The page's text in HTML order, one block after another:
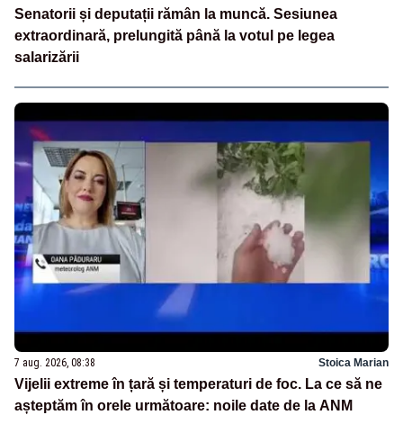
Senatorii și deputații rămân la muncă. Sesiunea
extraordinară, prelungită până la votul pe legea
salarizării
7 aug. 2026, 08:38 Stoica Marian
Vijelii extreme în țară și temperaturi de foc. La ce să ne
așteptăm în orele următoare: noile date de la ANM